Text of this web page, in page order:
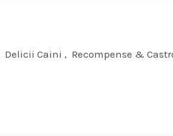
Delicii Caini , Recompense &